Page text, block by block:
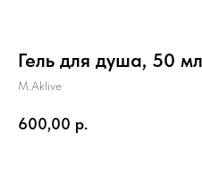
Гель для душа, 50
M.Aklive
600,00 р.